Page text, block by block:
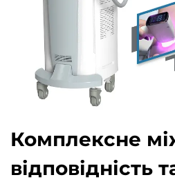
Комплексне
відповідність